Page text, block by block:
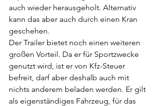
auch wieder herausgeholt. Alternativ
kann das aber auch durch einen Kran
geschehen.
Der Trailer bietet noch einen weiteren
großen Vorteil. Da er für Sportzwecke
genutzt wird, ist er von Kfz-Steuer
befreit, darf aber deshalb auch mit
nichts anderem beladen werden. Er gilt
als eigenständiges Fahrzeug, für das